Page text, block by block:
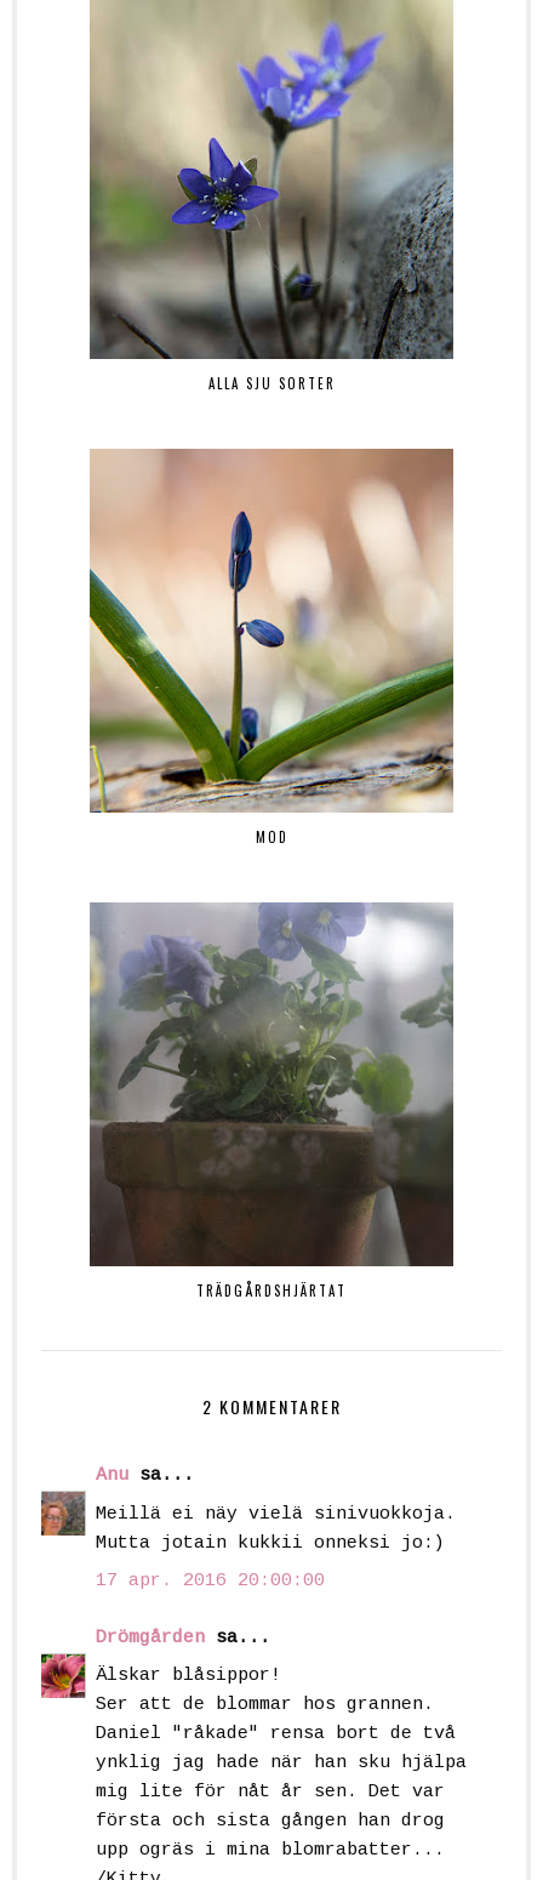
ALLA SJU SORTER
MOD
TRÄDGÅRDSHJÄRTAT
2 KOMMENTARER
Anu sa...
Meillä ei näy vielä sinivuokkoja.
Mutta jotain kukkii onneksi jo:)
17 apr. 2016 20:00:00
Drömgården sa...
Älskar blåsippor!
Ser att de blommar hos grannen.
Daniel "råkade" rensa bort de två
ynklig jag hade när han sku hjälpa
mig lite för nåt år sen. Det var
första och sista gången han drog
upp ogräs i mina blomrabatter...